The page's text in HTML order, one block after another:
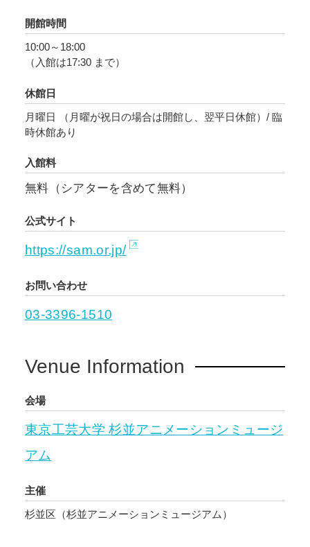
開館時間
10:00～18:00
（入館は17:30 まで）
休館日
月曜日 （月曜が祝日の場合は開館し、翌平日休館）/ 臨
時休館あり
入館料
無料（シアターを含めて無料）
公式サイト
https://sam.or.jp/
お問い合わせ
03-3396-1510
Venue Information
会場
東京工芸大学 杉並アニメーションミュージ
アム
主催
杉並区（杉並アニメーションミュージアム）